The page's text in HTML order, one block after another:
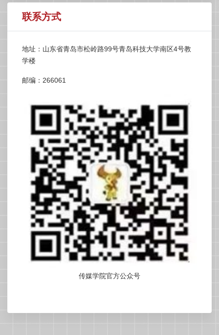
联系方式
地址：山东省青岛市松岭路99号青岛科技大学南区4号教
学楼
邮编：266061
传媒学院官方公众号